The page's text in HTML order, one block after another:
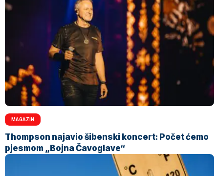
MAGAZIN
Thompson najavio šibenski koncert: Počet ćemo
pjesmom „Bojna Čavoglave“